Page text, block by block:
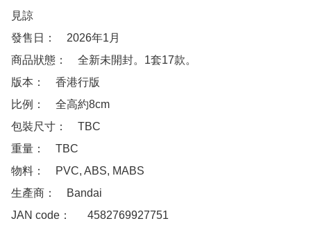
見諒
發售日：　2026年1月
商品狀態：　全新未開封。1套17款。
版本：　香港行版
比例：　全高約8cm
包裝尺寸：　TBC
重量：　TBC
物料：　PVC, ABS, MABS
生產商：　Bandai
JAN code：　  4582769927751